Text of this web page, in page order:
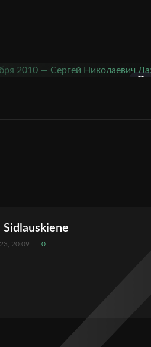
Sidlauskiene
20:09 0